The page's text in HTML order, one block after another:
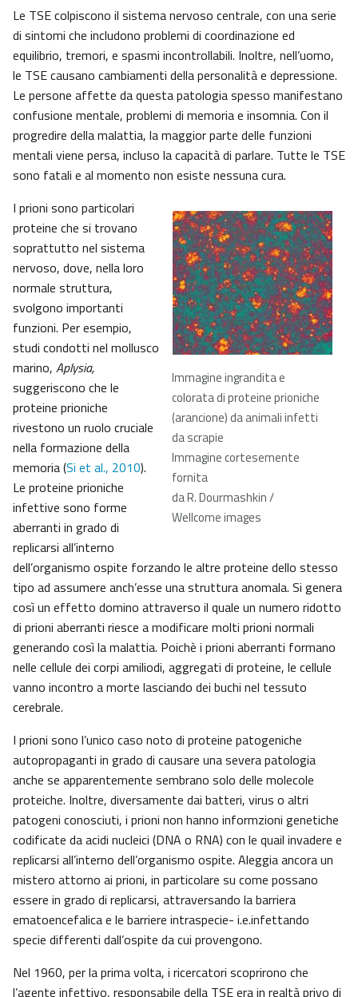
Le TSE colpiscono il sistema nervoso centrale, con una serie
di sintomi che includono problemi di coordinazione ed
equilibrio, tremori, e spasmi incontrollabili. Inoltre, nell’uomo,
le TSE causano cambiamenti della personalità e depressione.
Le persone affette da questa patologia spesso manifestano
confusione mentale, problemi di memoria e insomnia. Con il
progredire della malattia, la maggior parte delle funzioni
mentali viene persa, incluso la capacità di parlare. Tutte le TSE
sono fatali e al momento non esiste nessuna cura.
Immagine ingrandita e
colorata di proteine prioniche
(arancione) da animali infetti
da scrapie
Immagine cortesemente
fornita
da R. Dourmashkin /
Wellcome images
I prioni sono particolari
proteine che si trovano
soprattutto nel sistema
nervoso, dove, nella loro
normale struttura,
svolgono importanti
funzioni. Per esempio,
studi condotti nel mollusco
marino, Aplysia,
suggeriscono che le
proteine prioniche
rivestono un ruolo cruciale
nella formazione della
memoria (Si et al., 2010).
Le proteine prioniche
infettive sono forme
aberranti in grado di
replicarsi all’interno
dell’organismo ospite forzando le altre proteine dello stesso
tipo ad assumere anch’esse una struttura anomala. Si genera
così un effetto domino attraverso il quale un numero ridotto
di prioni aberranti riesce a modificare molti prioni normali
generando così la malattia. Poichè i prioni aberranti formano
nelle cellule dei corpi amiliodi, aggregati di proteine, le cellule
vanno incontro a morte lasciando dei buchi nel tessuto
cerebrale.
I prioni sono l’unico caso noto di proteine patogeniche
autopropaganti in grado di causare una severa patologia
anche se apparentemente sembrano solo delle molecole
proteiche. Inoltre, diversamente dai batteri, virus o altri
patogeni conosciuti, i prioni non hanno informzioni genetiche
codificate da acidi nucleici (DNA o RNA) con le quail invadere e
replicarsi all’interno dell’organismo ospite. Aleggia ancora un
mistero attorno ai prioni, in particolare su come possano
essere in grado di replicarsi, attraversando la barriera
ematoencefalica e le barriere intraspecie- i.e.infettando
specie differenti dall’ospite da cui provengono.
Nel 1960, per la prima volta, i ricercatori scoprirono che
l’agente infettivo, responsabile della TSE era in realtà privo di